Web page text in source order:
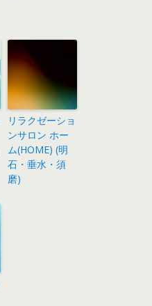
リラクゼーショ
ンサロン ホー
ム(HOME) (明
石・垂水・須
磨)